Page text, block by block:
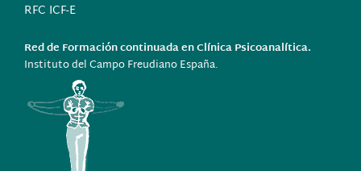
RFC ICF-E
Red de Formación continuada en Clínica Psicoanalítica.
Instituto del Campo Freudiano España.